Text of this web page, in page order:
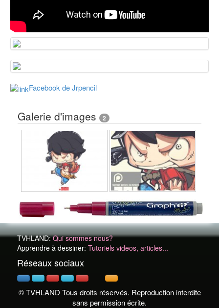
Facebook de Jrpencil
Galerie d'images 2
TVHLAND:Qui sommes nous?
Apprendre à dessiner: Tutoriels videos, articles...
Réseaux sociaux
© TVHLAND Tous droits réservés. Reproduction interdite
sans permission écrite.